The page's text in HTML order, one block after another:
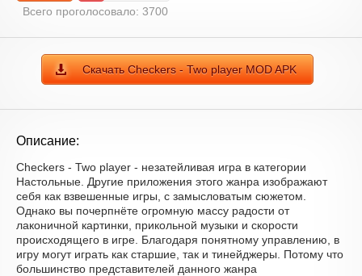
Всего проголосовало: 3700
Скачать Checkers - Two player MOD APK
Описание:
Checkers - Two player - незатейливая игра в категории
Настольные. Другие приложения этого жанра изображают
себя как взвешенные игры, с замысловатым сюжетом.
Однако вы почерпнёте огромную массу радости от
лаконичной картинки, прикольной музыки и скорости
происходящего в игре. Благодаря понятному управлению, в
игру могут играть как старшие, так и тинейджеры. Потому что
большинство представителей данного жанра